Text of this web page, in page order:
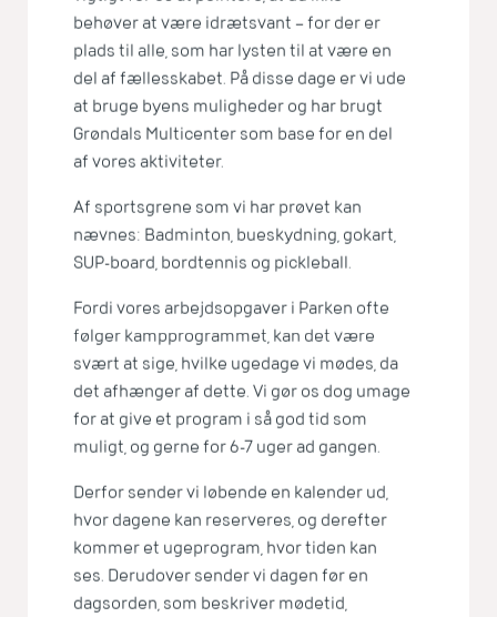
behøver at være idrætsvant – for der er
plads til alle, som har lysten til at være en
del af fællesskabet. På disse dage er vi ude
at bruge byens muligheder og har brugt
Grøndals Multicenter som base for en del
af vores aktiviteter.
Af sportsgrene som vi har prøvet kan
nævnes: Badminton, bueskydning, gokart,
SUP-board, bordtennis og pickleball.
Fordi vores arbejdsopgaver i Parken ofte
følger kampprogrammet, kan det være
svært at sige, hvilke ugedage vi mødes, da
det afhænger af dette. Vi gør os dog umage
for at give et program i så god tid som
muligt, og gerne for 6-7 uger ad gangen.
Derfor sender vi løbende en kalender ud,
hvor dagene kan reserveres, og derefter
kommer et ugeprogram, hvor tiden kan
ses. Derudover sender vi dagen før en
dagsorden, som beskriver mødetid,